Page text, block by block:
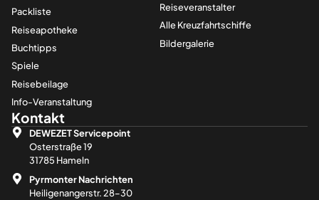
Packliste
Reiseapotheke
Buchtipps
Spiele
Reisebeilage
Info-Veranstaltung
Reiseveranstalter
Alle Kreuzfahrt­­schiffe
Bildergalerie
Kontakt
DEWEZET Servicepoint
Osterstraße 19
31785 Hameln
Pyrmonter Nachrichten
Heiligenangerstr. 28–30